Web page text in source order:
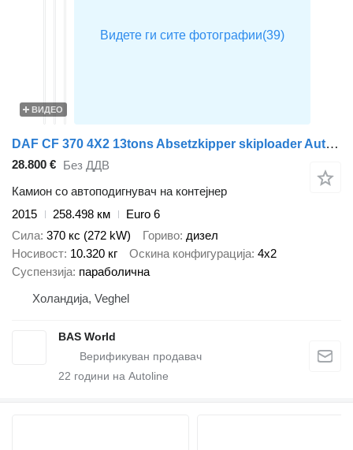
ВИДЕО
DAF CF 370 4X2 13tons Absetzkipper skiploader Automatic MX Engine br
28.800 €
Без ДДВ
Камион со автоподигнувач на контејнер
2015
258.498 км
Euro 6
Сила 370 кс (272 kW) Гориво дизел
Носивост 10.320 кг Оскина конфигурација 4x2
Суспензија параболична
Холандија, Veghel
BAS World
22 години на Autoline